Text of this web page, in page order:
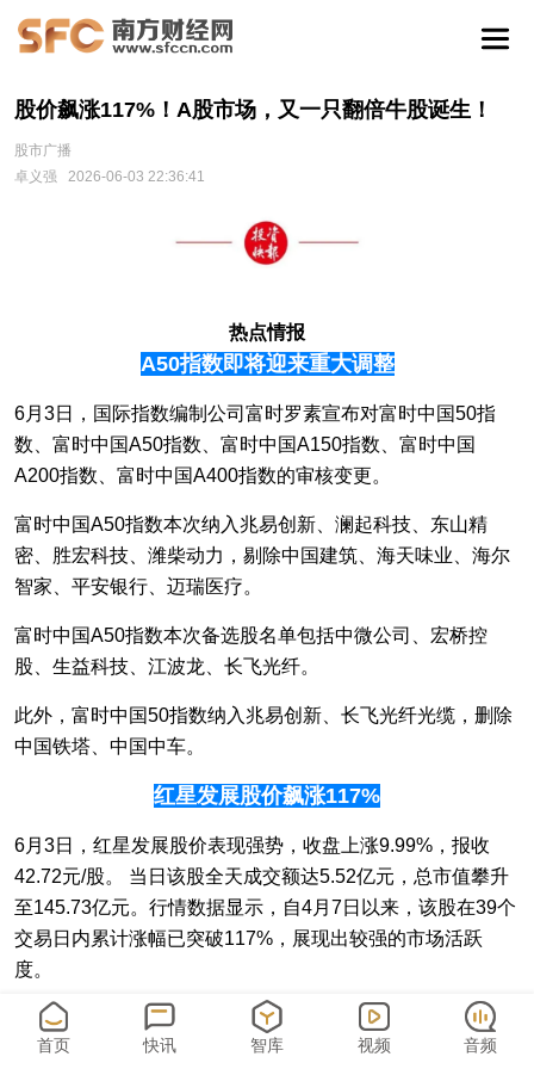
股价飙涨117%！A股市场，又一只翻倍牛股诞生！
股市广播
卓义强
2026-06-03 22:36:41
热点情报
A50指数即将迎来重大调整
6月3日，国际指数编制公司富时罗素宣布对富时中国50指
数、富时中国A50指数、富时中国A150指数、富时中国
A200指数、富时中国A400指数的审核变更。
富时中国A50指数本次纳入兆易创新、澜起科技、东山精
密、胜宏科技、潍柴动力，剔除中国建筑、海天味业、海尔
智家、平安银行、迈瑞医疗。
富时中国A50指数本次备选股名单包括中微公司、宏桥控
股、生益科技、江波龙、长飞光纤。
此外，富时中国50指数纳入兆易创新、长飞光纤光缆，删除
中国铁塔、中国中车。
红星发展股价飙涨117%
6月3日，红星发展股价表现强势，收盘上涨9.99%，报收
42.72元/股。 当日该股全天成交额达5.52亿元，总市值攀升
至145.73亿元。行情数据显示，自4月7日以来，该股在39个
交易日内累计涨幅已突破117% ，展现出较强的市场活跃
度。
首页 快讯 智库 视频 音频